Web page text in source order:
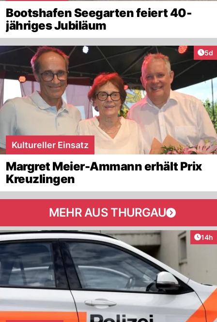
Bootshafen Seegarten feiert 40-
jähriges Jubiläum
5d
Kultureller Einsatz
Margret Meier-Ammann erhält Prix
Kreuzlingen
MEHR AUS THURGAU
14h